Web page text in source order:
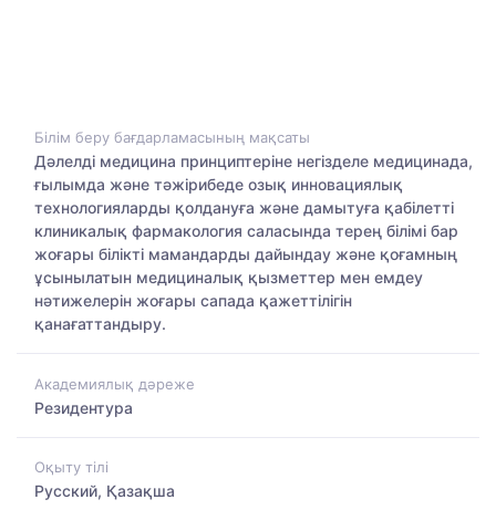
Білім беру бағдарламасының мақсаты
Дәлелді медицина принциптеріне негізделе медицинада,
ғылымда және тәжірибеде озық инновациялық
технологияларды қолдануға және дамытуға қабілетті
клиникалық фармакология саласында терең білімі бар
жоғары білікті мамандарды дайындау және қоғамның
ұсынылатын медициналық қызметтер мен емдеу
нәтижелерін жоғары сапада қажеттілігін
қанағаттандыру.
Академиялық дәреже
Резидентура
Оқыту тілі
Русский, Қазақша